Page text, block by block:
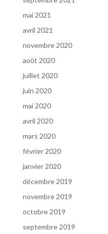
mai 2021
avril 2021
novembre 2020
août 2020
juillet 2020
juin 2020
mai 2020
avril 2020
mars 2020
février 2020
janvier 2020
décembre 2019
novembre 2019
octobre 2019
septembre 2019